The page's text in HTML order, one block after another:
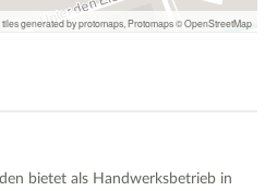
tiles generated by protomaps Protomaps©OpenStreetMap
bietet als Handwerksbetrieb in